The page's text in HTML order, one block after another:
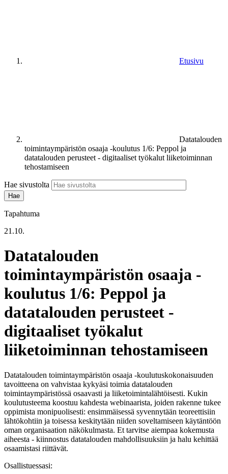
Etusivu
Datatalouden
toimintaympäristön osaaja -koulutus 1/6: Peppol ja
datatalouden perusteet - digitaaliset työkalut liiketoiminnan
tehostamiseen
Hae sivustolta
Tapahtuma
21.10.
Datatalouden
toimintaympäristön osaaja -
koulutus 1/6: Peppol ja
datatalouden perusteet -
digitaaliset työkalut
liiketoiminnan tehostamiseen
Datatalouden toimintaympäristön osaaja -koulutuskokonaisuuden
tavoitteena on vahvistaa kykyäsi toimia datatalouden
toimintaympäristössä osaavasti ja liiketoimintalähtöisesti. Kukin
koulutusteema koostuu kahdesta webinaarista, joiden rakenne tukee
oppimista monipuolisesti: ensimmäisessä syvennytään teoreettisiin
lähtökohtiin ja toisessa keskitytään niiden soveltamiseen käytäntöön
oman organisaation näkökulmasta. Et tarvitse aiempaa kokemusta
aiheesta - kiinnostus datatalouden mahdollisuuksiin ja halu kehittää
osaamistasi riittävät.
Osallistuessasi: